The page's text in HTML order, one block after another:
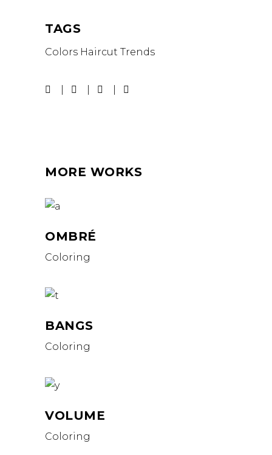
TAGS
Colors Haircut Trends
MORE WORKS
OMBRÉ
Coloring
BANGS
Coloring
VOLUME
Coloring